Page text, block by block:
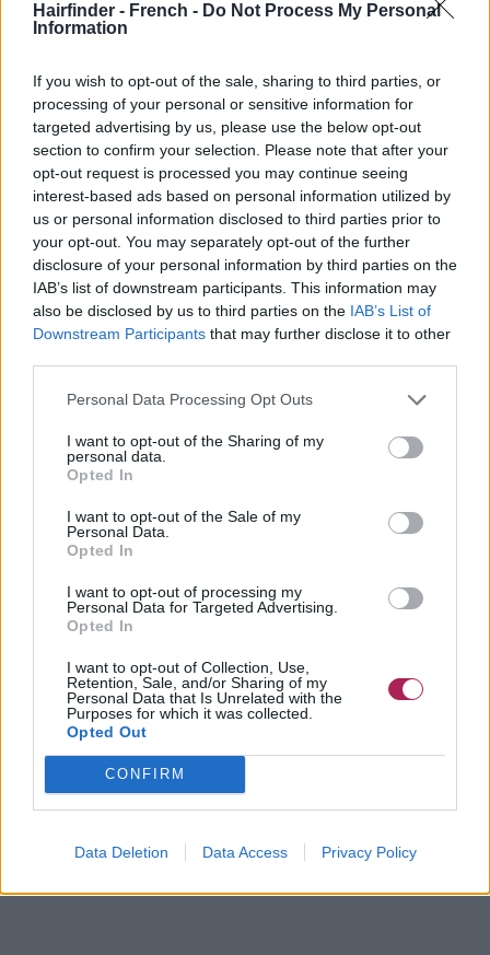
Hairfinder - French - Do Not Process My Personal
Information
If you wish to opt-out of the sale, sharing to third parties, or
processing of your personal or sensitive information for
targeted advertising by us, please use the below opt-out
section to confirm your selection. Please note that after your
opt-out request is processed you may continue seeing
interest-based ads based on personal information utilized by
us or personal information disclosed to third parties prior to
your opt-out. You may separately opt-out of the further
disclosure of your personal information by third parties on the
IAB’s list of downstream participants. This information may
also be disclosed by us to third parties on the IAB’s List of
Downstream Participants that may further disclose it to other
Personal Data Processing Opt Outs
I want to opt-out of the Sharing of my
personal data.
Opted In
I want to opt-out of the Sale of my
Personal Data.
Opted In
I want to opt-out of processing my
Personal Data for Targeted Advertising.
Opted In
I want to opt-out of Collection, Use,
Retention, Sale, and/or Sharing of my
Personal Data that Is Unrelated with the
Purposes for which it was collected.
Opted Out
CONFIRM
Data Deletion Data Access Privacy Policy